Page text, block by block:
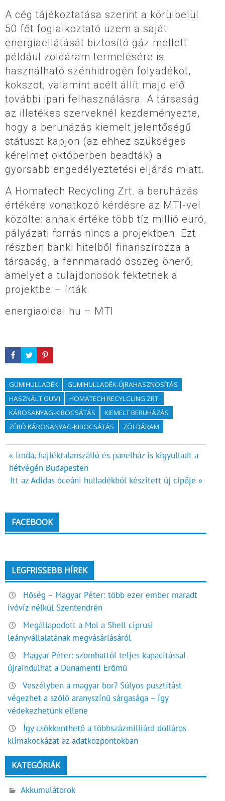
A cég tájékoztatása szerint a körülbelül
50 főt foglalkoztató üzem a saját
energiaellátását biztosító gáz mellett
például zöldáram termelésére is
használható szénhidrogén folyadékot,
kokszot, valamint acélt állít majd elő
további ipari felhasználásra. A társaság
az illetékes szerveknél kezdeményezte,
hogy a beruházás kiemelt jelentőségű
státuszt kapjon (az ehhez szükséges
kérelmet októberben beadták) a
gyorsabb engedélyeztetési eljárás miatt.
A Homatech Recycling Zrt. a beruházás
értékére vonatkozó kérdésre az MTI-vel
közölte: annak értéke több tíz millió euró,
pályázati forrás nincs a projektben. Ezt
részben banki hitelből finanszírozza a
társaság, a fennmaradó összeg önerő,
amelyet a tulajdonosok fektetnek a
projektbe – írták.
energiaoldal.hu – MTI
GUMIHULLADÉK
GUMIHULLADÉK-ÚJRAHASZNOSÍTÁS
HASZNÁLT GUMI
HOMATECH RECYLCLING ZRT.
KÁROSANYAG-KIBOCSÁTÁS
KIEMELT BERUHÁZÁS
ZÉRÓ KÁROSANYAG-KIBOCSÁTÁS
ZÖLDÁRAM
Bejegyzés
navigáció
« Iroda, hajléktalanszálló és panelház is kigyulladt a
hétvégén Budapesten
Itt az Adidas óceáni hulladékból készített új cipője »
FACEBOOK
LEGFRISSEBB HÍREK
Hőség – Magyar Péter: több ezer ember maradt
ivóvíz nélkül Szentendrén
Megállapodott a Mol a Shell ciprusi
leányvállalatának megvásárlásáról
Magyar Péter: szombattól teljes kapacitással
újraindulhat a Dunamenti Erőmű
Veszélyben a magyar bor? Súlyos pusztítást
végezhet a szőlő aranyszínű sárgasága – így
védekezhetünk ellene
Így csökkenthető a többszázmilliárd dolláros
klímakockázat az adatközpontokban
KATEGÓRIÁK
Akkumulátorok